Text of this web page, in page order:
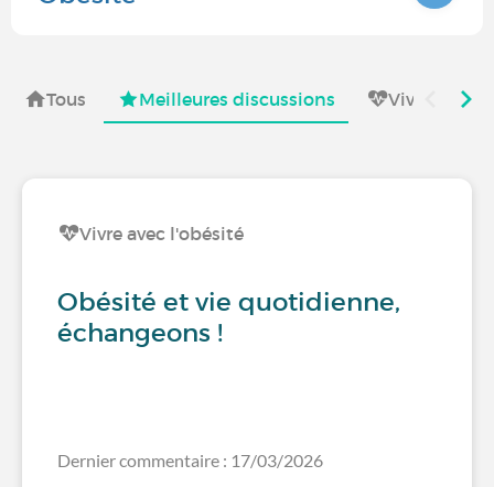
Tous Meilleures discussions Vivre avec
Vivre avec l'obésité
Obésité et vie quotidienne,
échangeons !
Dernier commentaire : 17/03/2026